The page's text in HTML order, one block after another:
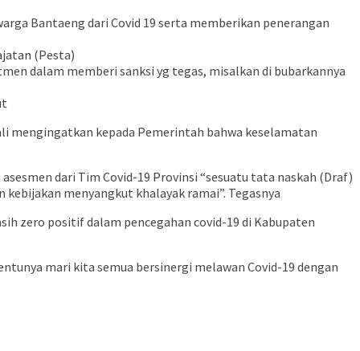
Bantaeng dari Covid 19 serta memberikan penerangan
(Pesta)
dalam memberi sanksi yg tegas, misalkan di bubarkannya
mengingatkan kepada Pemerintah bahwa keselamatan
dari Tim Covid-19 Provinsi “sesuatu tata naskah (Draf)
menyangkut khalayak ramai”. Tegasnya
zero positif dalam pencegahan covid-19 di Kabupaten
mari kita semua bersinergi melawan Covid-19 dengan